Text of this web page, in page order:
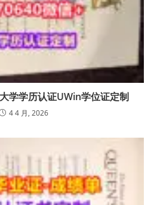
学学历认证UWin学位证定制
4 4 月, 2026